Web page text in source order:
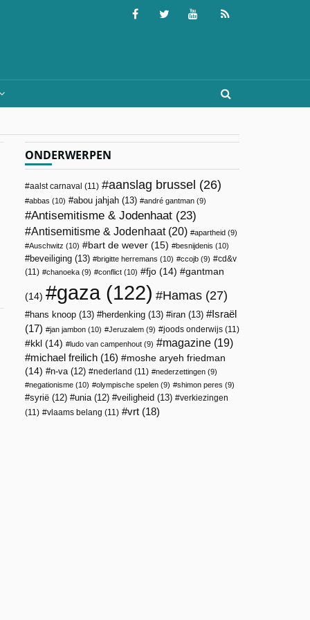
ONDERWERPEN
aalst carnaval (11) aanslag brussel (26)
abbas (10) abou jahjah (13) andré gantman (9)
Antisemitisme & Jodenhaat (23)
Antisemitisme & Jodenhaat(20) apartheid (9)
Auschwitz (10) bart de wever (15) besnijdenis (10)
beveiliging (13) brigitte herremans (10) ccojb (9)
cd&v
(11)
chanoeka (9) conflict (10) fjo (14) gantman
(14) gaza(122) Hamas (27)
hans knoop (13) herdenking (13) iran (13)
Israël
(17)
jan jambon (10) Jeruzalem (9) joods onderwijs (11)
kkl (14) ludo van campenhout (9) magazine (19)
michael freilich (16)
moshe aryeh friedman
(14)
n-va(12) nederland (11) nederzettingen (9)
negationisme (10) olympische spelen (9) shimon peres (9)
syrië (12) unia(12) veiligheid (13)
verkiezingen
(11)
vlaams belang (11) vrt (18)